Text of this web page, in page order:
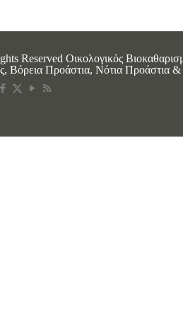
Reserved Οικολογικός
Βόρεια Προάστια, Νότια Προάστια &